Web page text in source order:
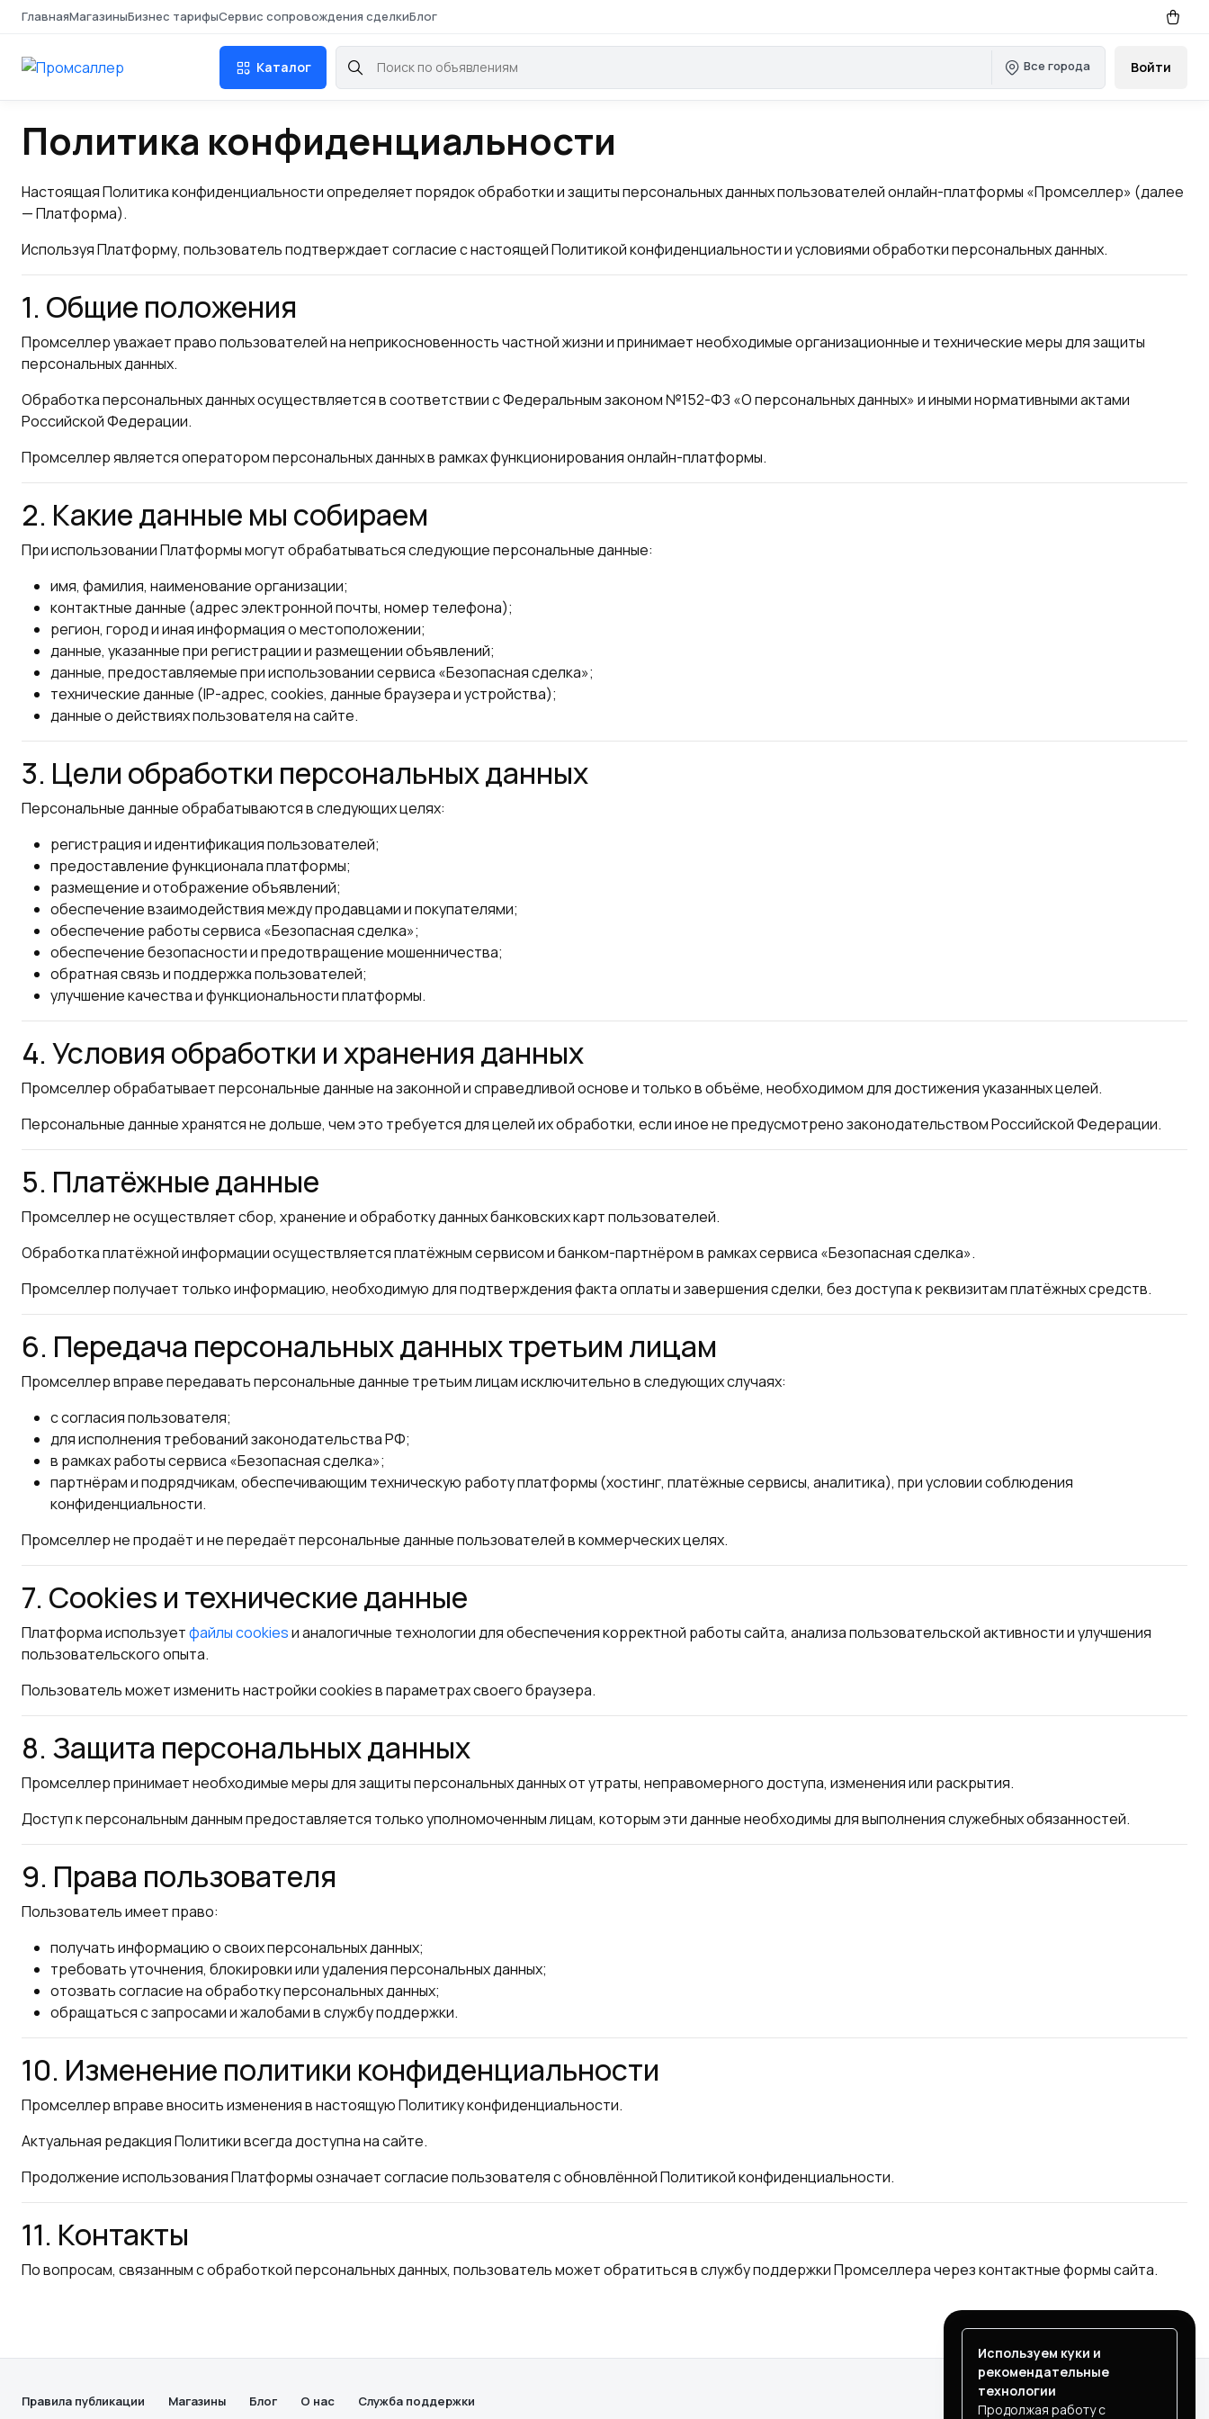
ГлавнаяМагазиныБизнес тарифыСервис сопровождения сделкиБлог
Каталог Все города Войти
Политика конфиденциальности
Настоящая Политика конфиденциальности определяет порядок обработки и защиты персональных данных пользователей онлайн-платформы «Промселлер» (далее
— Платформа).
Используя Платформу, пользователь подтверждает согласие с настоящей Политикой конфиденциальности и условиями обработки персональных данных.
1. Общие положения
Промселлер уважает право пользователей на неприкосновенность частной жизни и принимает необходимые организационные и технические меры для защиты
персональных данных.
Обработка персональных данных осуществляется в соответствии с Федеральным законом №152-ФЗ «О персональных данных» и иными нормативными актами
Российской Федерации.
Промселлер является оператором персональных данных в рамках функционирования онлайн-платформы.
2. Какие данные мы собираем
При использовании Платформы могут обрабатываться следующие персональные данные:
имя, фамилия, наименование организации;
контактные данные (адрес электронной почты, номер телефона);
регион, город и иная информация о местоположении;
данные, указанные при регистрации и размещении объявлений;
данные, предоставляемые при использовании сервиса «Безопасная сделка»;
технические данные (IP-адрес, cookies, данные браузера и устройства);
данные о действиях пользователя на сайте.
3. Цели обработки персональных данных
Персональные данные обрабатываются в следующих целях:
регистрация и идентификация пользователей;
предоставление функционала платформы;
размещение и отображение объявлений;
обеспечение взаимодействия между продавцами и покупателями;
обеспечение работы сервиса «Безопасная сделка»;
обеспечение безопасности и предотвращение мошенничества;
обратная связь и поддержка пользователей;
улучшение качества и функциональности платформы.
4. Условия обработки и хранения данных
Промселлер обрабатывает персональные данные на законной и справедливой основе и только в объёме, необходимом для достижения указанных целей.
Персональные данные хранятся не дольше, чем это требуется для целей их обработки, если иное не предусмотрено законодательством Российской Федерации.
5. Платёжные данные
Промселлер не осуществляет сбор, хранение и обработку данных банковских карт пользователей.
Обработка платёжной информации осуществляется платёжным сервисом и банком-партнёром в рамках сервиса «Безопасная сделка».
Промселлер получает только информацию, необходимую для подтверждения факта оплаты и завершения сделки, без доступа к реквизитам платёжных средств.
6. Передача персональных данных третьим лицам
Промселлер вправе передавать персональные данные третьим лицам исключительно в следующих случаях:
с согласия пользователя;
для исполнения требований законодательства РФ;
в рамках работы сервиса «Безопасная сделка»;
партнёрам и подрядчикам, обеспечивающим техническую работу платформы (хостинг, платёжные сервисы, аналитика), при условии соблюдения
конфиденциальности.
Промселлер не продаёт и не передаёт персональные данные пользователей в коммерческих целях.
7. Cookies и технические данные
Платформа используетфайлы cookiesи аналогичные технологии для обеспечения корректной работы сайта, анализа пользовательской активности и улучшения
пользовательского опыта.
Пользователь может изменить настройки cookies в параметрах своего браузера.
8. Защита персональных данных
Промселлер принимает необходимые меры для защиты персональных данных от утраты, неправомерного доступа, изменения или раскрытия.
Доступ к персональным данным предоставляется только уполномоченным лицам, которым эти данные необходимы для выполнения служебных обязанностей.
9. Права пользователя
Пользователь имеет право:
получать информацию о своих персональных данных;
требовать уточнения, блокировки или удаления персональных данных;
отозвать согласие на обработку персональных данных;
обращаться с запросами и жалобами в службу поддержки.
10. Изменение политики конфиденциальности
Промселлер вправе вносить изменения в настоящую Политику конфиденциальности.
Актуальная редакция Политики всегда доступна на сайте.
Продолжение использования Платформы означает согласие пользователя с обновлённой Политикой конфиденциальности.
11. Контакты
По вопросам, связанным с обработкой персональных данных, пользователь может обратиться в службу поддержки Промселлера через контактные формы сайта.
Правила публикации Магазины Блог О нас Служба поддержки
Используем куки и
рекомендательные
технологии
Продолжая работу с